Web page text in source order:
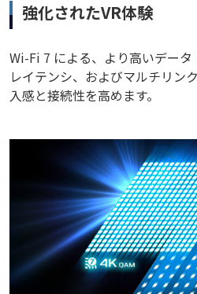
強化されたVR体験
Wi-Fi 7 による、より高いデー
レイテンシ、およびマルチリン
入感と接続性を高めます。